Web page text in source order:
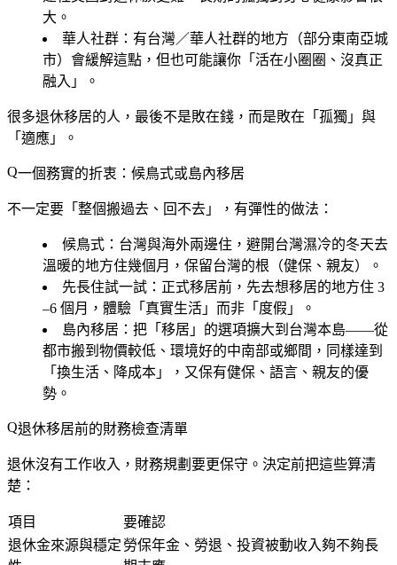
大。
華人社群 ：有台灣／華人社群的地方（部分東南亞城
市）會緩解這點，但也可能讓你「活在小圈圈、沒真正
融入」。
很多退休移居的人，最後不是敗在錢，而是敗在「孤獨」與
「適應」。
一個務實的折衷：候鳥式或島內移居
不一定要「整個搬過去、回不去」，有彈性的做法：
候鳥式 ：台灣與海外兩邊住，避開台灣濕冷的冬天去
溫暖的地方住幾個月，保留台灣的根（健保、親友）。
先長住試一試 ：正式移居前，先去想移居的地方住 3
–6 個月，體驗「真實生活」而非「度假」。
島內移居 ：把「移居」的選項擴大到台灣本島——從
都市搬到物價較低、環境好的中南部或鄉間，同樣達到
「換生活、降成本」，又保有健保、語言、親友的優
勢。
退休移居前的財務檢查清單
退休沒有工作收入，財務規劃要更保守。決定前把這些算清
楚：
項目
要確認
退休金來源與穩定 勞保年金、勞退、投資被動收入夠不夠長